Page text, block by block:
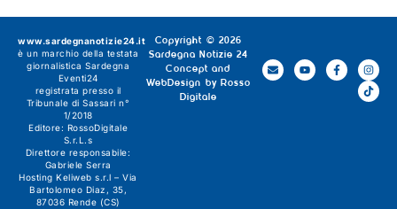
Copyright © 2026
Sardegna Notizie 24
Concept and
WebDesign by Rosso
Digitale
www.sardegnanotizie24.it
è un marchio della testata
giornalistica Sardegna
Eventi24
registrata presso il
Tribunale di Sassari n°
1/2018
Editore: RossoDigitale
S.r.L.s
Direttore responsabile:
Gabriele Serra
Hosting Keliweb s.r.l – Via
Bartolomeo Diaz, 35,
87036 Rende (CS)